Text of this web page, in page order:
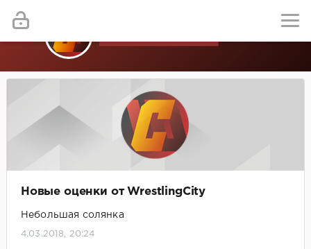
Новые оценки от WrestlingCity
Небольшая солянка
4.03.2018, 20:24